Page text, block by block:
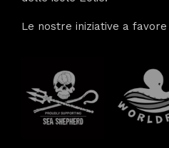
Le nostre iniziative a